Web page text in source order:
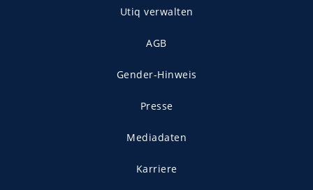
Utiq verwalten
AGB
Gender-Hinweis
Presse
Mediadaten
Karriere